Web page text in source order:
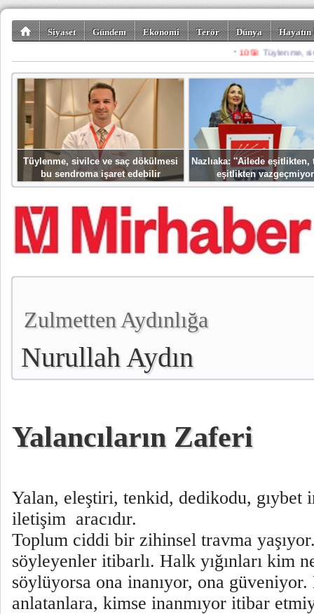
Siyaset Gündem Ekonomi Terör Dünya
Spor Misafir
Tüylenme, sivilce ve saç dökülmesi
bu sendroma işaret edebilir
Nazlıaka: ''Ailede eşitlikten,
eşitlikten
Zulmetten Aydınlığa
Nurullah Aydın
Yalancıların Zaferi
Yalan, eleştiri, tenkid, dedikodu, gıybet
iletişim aracıdır.
Toplum ciddi bir zihinsel travma
söyleyenler itibarlı. Halk yığınları kim
söylüyorsa ona inanıyor, ona
anlatanlara, kimse inanmıyor itibar